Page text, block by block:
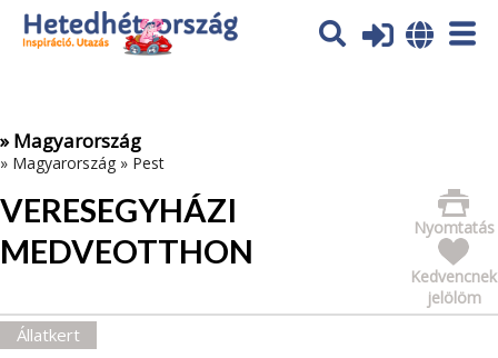
Az oldal sütiket (cookies) használ. További tájékoztatás itt:
Adatvédelmi tájékoztató
» Magyarország
» Magyarország » Pest
VERESEGYHÁZI
MEDVEOTTHON
Nyomtatás
Kedvencnek
jelölöm
Állatkert